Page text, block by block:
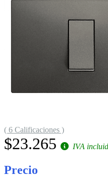
( 6 Calificaciones )
$23.265 IVA
Precio